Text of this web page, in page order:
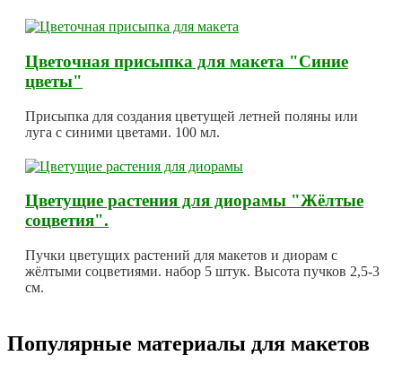
Цветочная присыпка для макета "Синие
цветы"
Присыпка для создания цветущей летней поляны или
луга с синими цветами. 100 мл.
Цветущие растения для диорамы "Жёлтые
соцветия".
Пучки цветущих растений для макетов и диорам с
жёлтыми соцветиями. набор 5 штук. Высота пучков 2,5-3
см.
Популярные материалы для макетов